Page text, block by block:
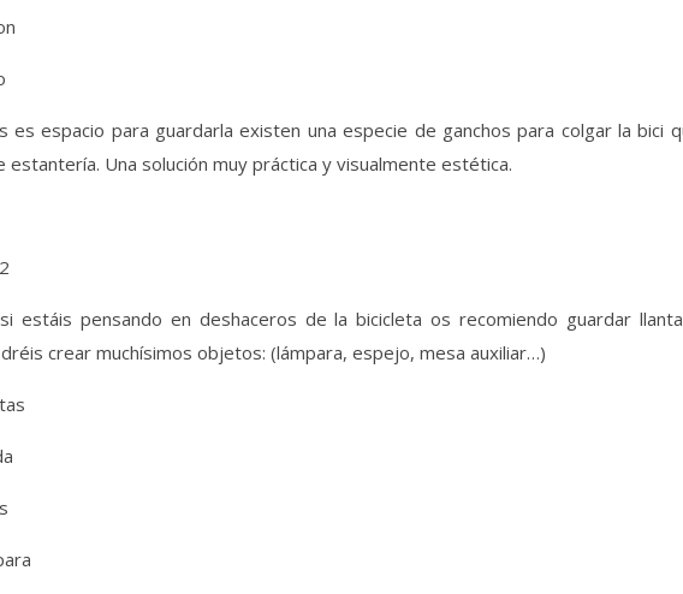
es espacio para guardarla existen una especie de ganchos para colgar la bici
estantería. Una solución muy práctica y visualmente estética.
estáis pensando en deshaceros de la bicicleta os recomiendo guardar
crear muchísimos objetos: (lámpara, espejo, mesa auxiliar…)